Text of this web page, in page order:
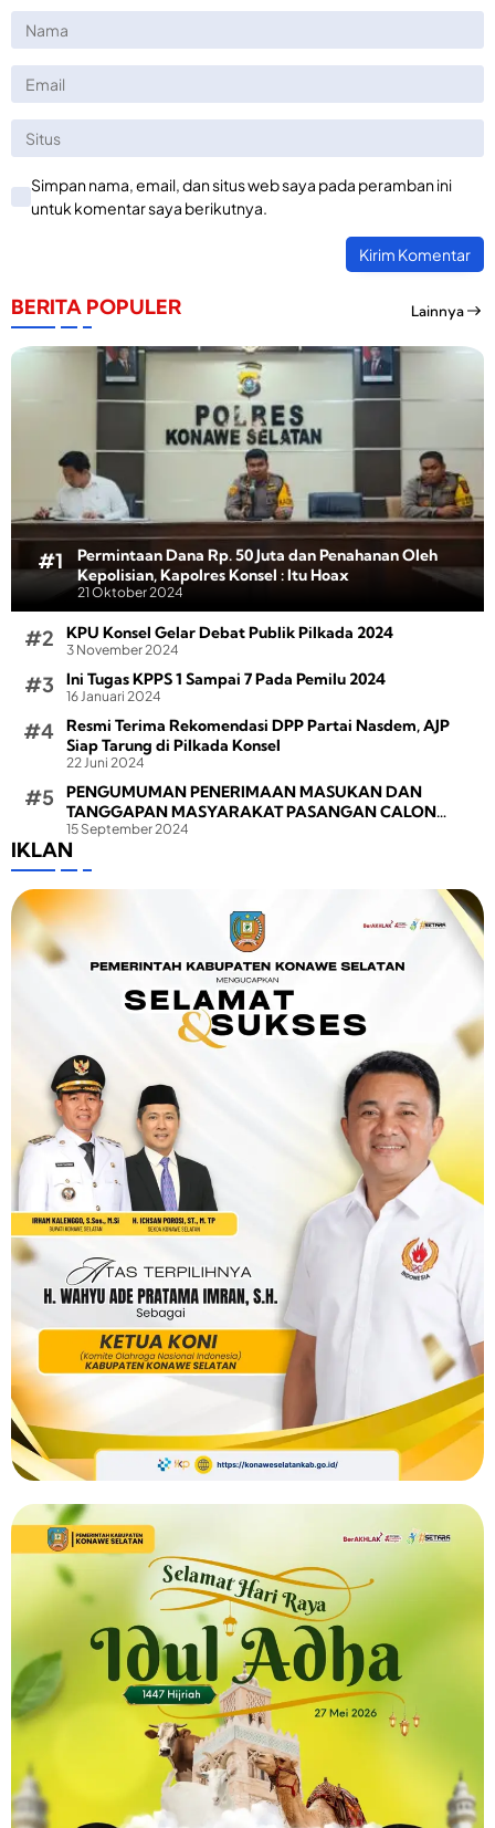
Simpan nama, email, dan situs web saya pada peramban ini
untuk komentar saya berikutnya.
BERITA POPULER Lainnya
Permintaan Dana Rp. 50 Juta dan Penahanan Oleh
Kepolisian, Kapolres Konsel : Itu Hoax
21 Oktober 2024
KPU Konsel Gelar Debat Publik Pilkada 2024
3 November 2024
Ini Tugas KPPS 1 Sampai 7 Pada Pemilu 2024
16 Januari 2024
Resmi Terima Rekomendasi DPP Partai Nasdem, AJP
Siap Tarung di Pilkada Konsel
22 Juni 2024
PENGUMUMAN PENERIMAAN MASUKAN DAN
TANGGAPAN MASYARAKAT PASANGAN CALON
BUPATI DAN WAKIL BUPATI PADA PEMILIHAN BUPATI
DAN WAKIL BUPATI KONAWE SELATAN TAHUN 2024
15 September 2024
IKLAN